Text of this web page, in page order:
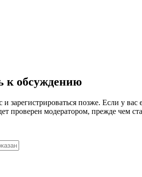
к обсуждению
зарегистрироваться позже. Если у вас
проверен модератором, прежде чем